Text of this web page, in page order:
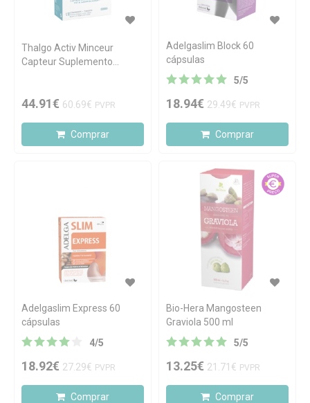
Thalgo Activ Minceur
Capteur Suplemento
44.91€ 60.69€ PVPR
Comprar
Adelgaslim Block 60
cápsulas
5/5
18.94€ 29.49€ PVPR
Comprar
Adelgaslim Express 60
cápsulas
4/5
18.92€ 27.29€ PVPR
Comprar
Bio-Hera Mangosteen
Graviola 500 ml
5/5
13.25€ 21.71€ PVPR
Comprar